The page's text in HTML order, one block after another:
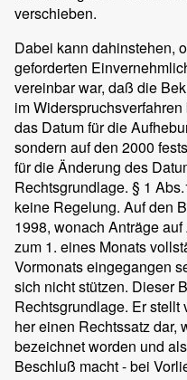
verschieben.
Dabei kann dahinstehen,
geforderten
vereinbar war, daß die
im
das Datum für die
sondern auf den 2000
für die Änderung des
Rechtsgrundlage. § 1
keine Regelung. Auf den
1998, wonach Anträge
zum 1. eines Monats
Vormonats eingegangen
sich nicht stützen. Dieser
Rechtsgrundlage. Er
her einen Rechtssatz dar,
bezeichnet worden und
Beschluß macht - bei